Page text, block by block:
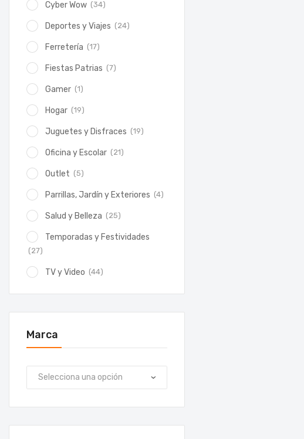
Cyber Wow (34)
Deportes y Viajes (24)
Ferretería (17)
Fiestas Patrias (7)
Gamer (1)
Hogar (19)
Juguetes y Disfraces (19)
Oficina y Escolar (21)
Outlet (5)
Parrillas, Jardín y Exteriores (4)
Salud y Belleza (25)
Temporadas y Festividades
(27)
TV y Video (44)
Marca